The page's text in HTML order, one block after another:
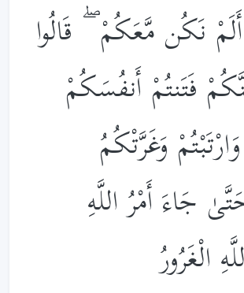
أَلَمْ نَكُن مَّعَكُمْ ۖ قَالُوا
فَتَنتُمْ أَنفُسَكُمْ
وَغَرَّتْكُمُ
جَاءَ أَمْرُ اللَّهِ
الْغَرُورُ